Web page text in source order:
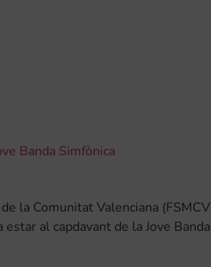
Banda Simfònica
la Comunitat Valenciana
al capdavant de la Jove